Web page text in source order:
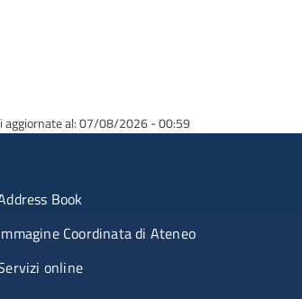
aggiornate al: 07/08/2026 - 00:59
portale
Book
Coordinata di Ateneo
online